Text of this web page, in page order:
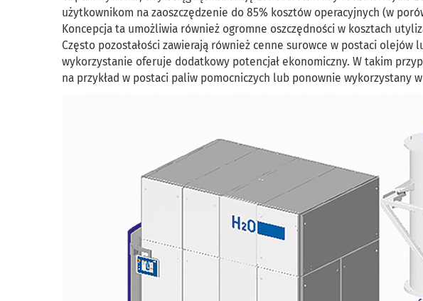
użytkownikom na zaoszczędzenie do 85% kosztów operacyjnych (w
Koncepcja ta umożliwia również ogromne oszczędności w kosztach
Często pozostałości zawierają również cenne surowce w postaci
wykorzystanie oferuje dodatkowy potencjał ekonomiczny. W takim
na przykład w postaci paliw pomocniczych lub ponownie wykorzystany